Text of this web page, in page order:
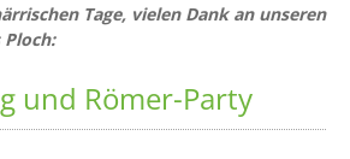
Tage, vielen Dank an unseren
und Römer-Party